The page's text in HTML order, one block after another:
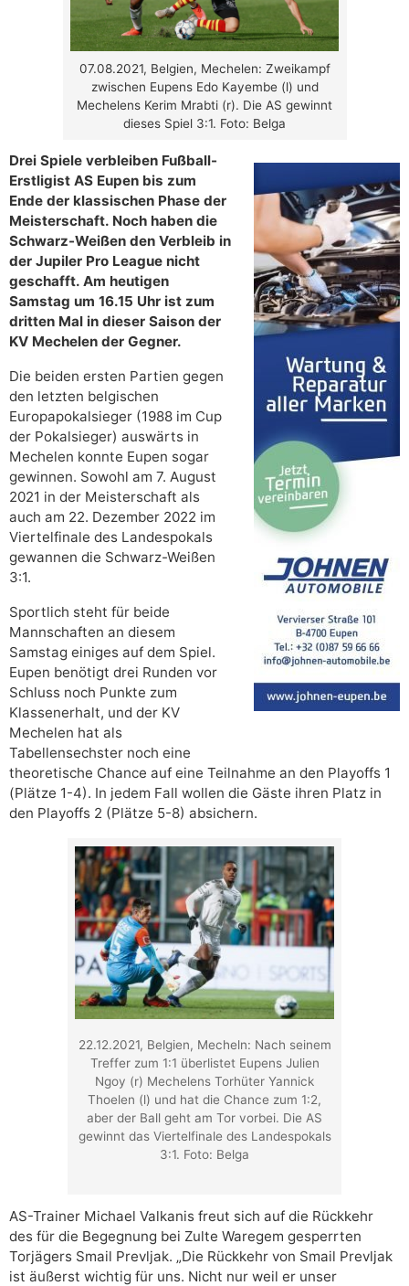
07.08.2021, Belgien, Mechelen: Zweikampf
zwischen Eupens Edo Kayembe (l) und
Mechelens Kerim Mrabti (r). Die AS gewinnt
dieses Spiel 3:1. Foto: Belga
Drei Spiele verbleiben Fußball-
Erstligist AS Eupen bis zum
Ende der klassischen Phase der
Meisterschaft. Noch haben die
Schwarz-Weißen den Verbleib in
der Jupiler Pro League nicht
geschafft. Am heutigen
Samstag um 16.15 Uhr ist zum
dritten Mal in dieser Saison der
KV Mechelen der Gegner.
Die beiden ersten Partien gegen
den letzten belgischen
Europapokalsieger (1988 im Cup
der Pokalsieger) auswärts in
Mechelen konnte Eupen sogar
gewinnen. Sowohl am 7. August
2021 in der Meisterschaft als
auch am 22. Dezember 2022 im
Viertelfinale des Landespokals
gewannen die Schwarz-Weißen
3:1.
Sportlich steht für beide
Mannschaften an diesem
Samstag einiges auf dem Spiel.
Eupen benötigt drei Runden vor
Schluss noch Punkte zum
Klassenerhalt, und der KV
Mechelen hat als
Tabellensechster noch eine
theoretische Chance auf eine Teilnahme an den Playoffs 1
(Plätze 1-4). In jedem Fall wollen die Gäste ihren Platz in
den Playoffs 2 (Plätze 5-8) absichern.
22.12.2021, Belgien, Mecheln: Nach seinem
Treffer zum 1:1 überlistet Eupens Julien
Ngoy (r) Mechelens Torhüter Yannick
Thoelen (l) und hat die Chance zum 1:2,
aber der Ball geht am Tor vorbei. Die AS
gewinnt das Viertelfinale des Landespokals
3:1. Foto: Belga
AS-Trainer Michael Valkanis freut sich auf die Rückkehr
des für die Begegnung bei Zulte Waregem gesperrten
Torjägers Smail Prevljak. „Die Rückkehr von Smail Prevljak
ist äußerst wichtig für uns. Nicht nur weil er unser